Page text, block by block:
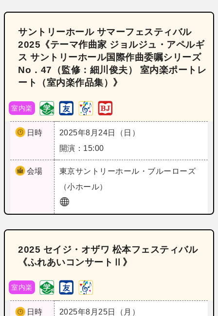
サントリーホール サマーフェスティバル
2025《テーマ作曲家 ジョルジュ・アペルギ
ス サントリーホール国際作曲委嘱シリーズ
No．47（監修：細川俊夫） 室内楽ポートレ
ート（室内楽作品集）》
室内楽
日時
2025年8月24日（日）
開演：15:00
会場 東京サントリーホール・ブルーローズ
（小ホール）
2025 セイジ・オザワ 松本フェスティバル
《ふれあいコンサートⅡ》
室内楽
日時
2025年8月25日（月）